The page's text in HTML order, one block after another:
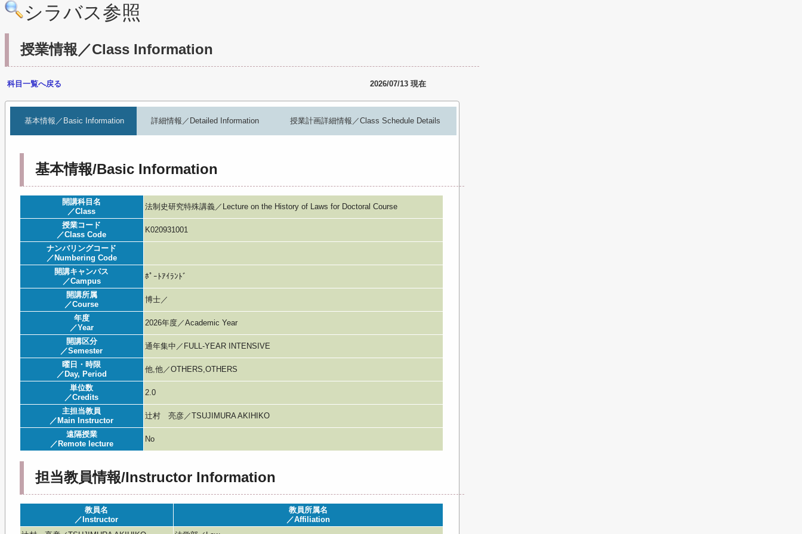
シラバス参照
授業情報／Class Information
科目一覧へ戻る 2026/07/13 現在
基本情報／Basic Information 詳細情報／Detailed Information 授業計画詳細情報／Class Schedule Details
基本情報/Basic Information
開講科目名
／Class
法制史研究特殊講義／Lecture on the History of Laws for Doctoral Course
授業コード
／Class Code
K020931001
ナンバリングコード
／Numbering Code
開講キャンパス
／Campus
ﾎﾟｰﾄｱｲﾗﾝﾄﾞ
開講所属
／Course
博士／
年度
／Year
2026年度／Academic Year
開講区分
／Semester
通年集中／FULL-YEAR INTENSIVE
曜日・時限
／Day, Period
他,他／OTHERS,OTHERS
単位数
／Credits
2.0
主担当教員
／Main Instructor
辻村 亮彦／TSUJIMURA AKIHIKO
遠隔授業
／Remote lecture
No
担当教員情報/Instructor Information
教員名
／Instructor
教員所属名
／Affiliation